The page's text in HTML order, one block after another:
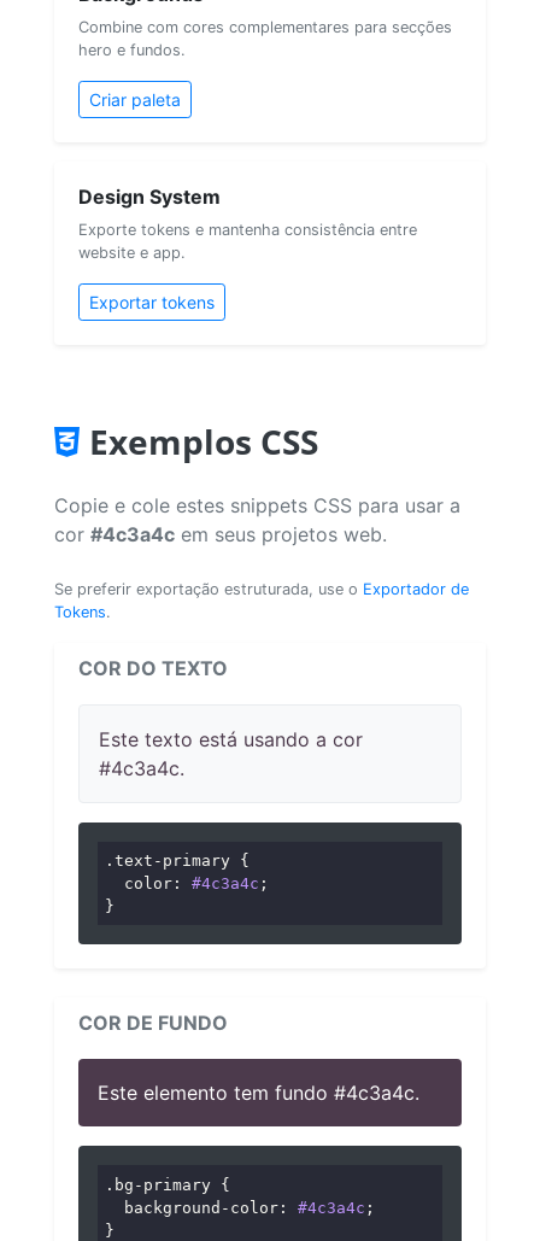
Combine com cores complementares para secções
hero e fundos.
Criar paleta
Design System
Exporte tokens e mantenha consistência entre
website e app.
Exportar tokens
Exemplos CSS
Copie e cole estes snippets CSS para usar a
cor #4c3a4c em seus projetos web.
Se preferir exportação estruturada, use o Exportador de
Tokens.
COR DO TEXTO
Este texto está usando a cor
#4c3a4c.
.text-primary {
color : #4c3a4c ;
}
COR DE FUNDO
Este elemento tem fundo #4c3a4c.
.bg-primary {
background-color : #4c3a4c ;
}